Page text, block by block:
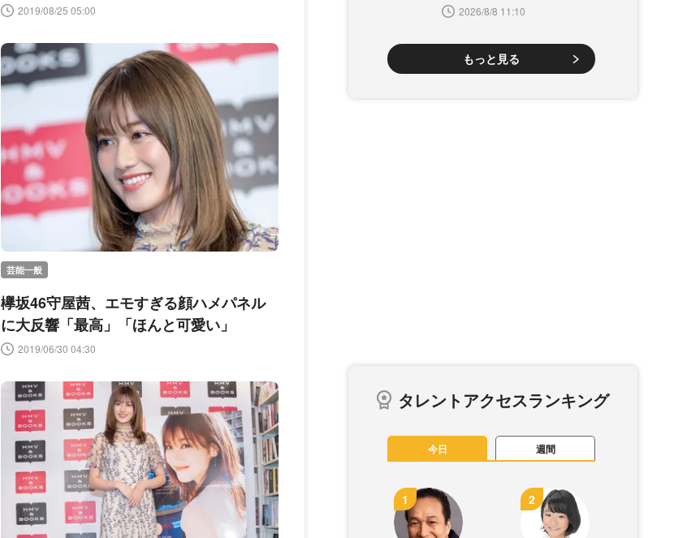
2019/08/25 05:00
芸能一般
欅坂46守屋茜、エモすぎる顔ハメパネル
に大反響「最高」「ほんと可愛い」
2019/06/30 04:30
2026/8/8 11:10
もっと見る
タレントアクセスランキング
今日 週間